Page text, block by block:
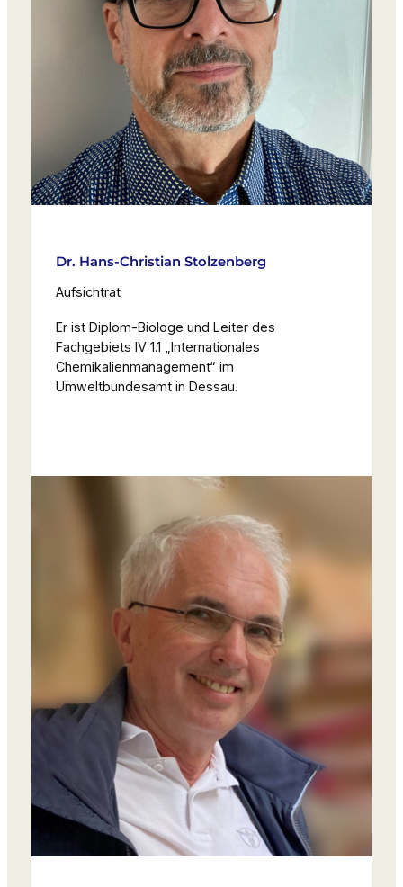
Dr. Hans-Christian Stolzenberg
Aufsichtrat
Er ist Diplom-Biologe und Leiter des
Fachgebiets IV 1.1 „Internationales
Chemikalienmanagement“ im
Umweltbundesamt in Dessau.